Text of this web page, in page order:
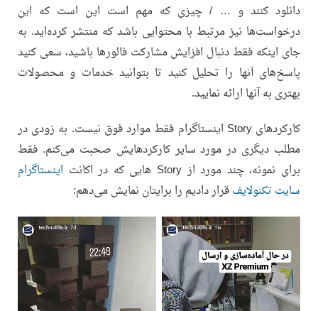
دانلود کنند و … / چیزی که مهم است این است که این
درخواست‌ها نیز مرتبط با محتوایی باشد که منتشر کرده‌اید. به
جای اینکه فقط دنبال افزایش مشارکت فالورها باشید، سعی کنید
پاسخ‌های آنها را تحلیل کنید تا بتوانید خدمات و محصولات
بهتری به آنها ارائه نمایید.
کارکردهای Story اینستاگرام فقط موارد فوق نیست. به زودی در
مطلب دیگری در مورد سایر کارکردهایش صحبت می‌کنم. فقط
برای نمونه، چند مورد از Story هایی که در اکانت
اینستاگرام
سایت تکنولایفقرار دادیم را برایتان نمایش می‌دهم: